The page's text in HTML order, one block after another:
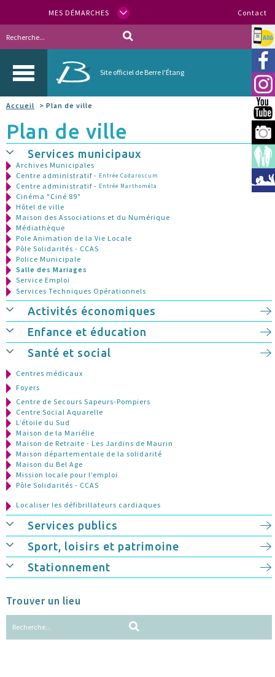
MES DÉMARCHES Contact
Site officiel de Berre l'Étang
Allo
Accueil > Plan de ville
Plan de ville
Services municipaux
Archives Municipales
Centre administratif - Entrée Cadaroscum
Centre administratif - Entrée Marthoméla
Cinéma "Ciné 89"
Hôtel de ville
Maison des Associations et du Numérique
Médiathèque
Pole Animation de la Vie Locale
Pôle Solidarités - CCAS
Police Municipale
Salle des Mariages
Service Emploi
Services Techniques Opérationnels
Activités économiques
Enfance et éducation
Santé et social
Centres médicaux
Foyers
Centre de Secours Sapeurs-Pompiers
Centre Social Aquarelle
L’étoile du Sud
Maison de la Mariélie
Maison de Retraite - Les Jardins de Maurin
Maison départementale de la solidarité
Maison du Bel Age
Mission locale pour l’emploi
Pôle Solidarités - CCAS
Localiser les défibrillateurs cardiaques
Services publics
Sport, loisirs et patrimoine
Stationnement
Trouver un lieu